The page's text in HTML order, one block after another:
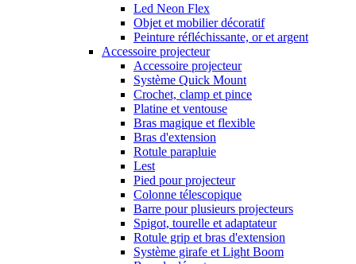
Led Neon Flex
Objet et mobilier décoratif
Peinture réfléchissante, or et argent
Accessoire projecteur
Accessoire projecteur
Système Quick Mount
Crochet, clamp et pince
Platine et ventouse
Bras magique et flexible
Bras d'extension
Rotule parapluie
Lest
Pied pour projecteur
Colonne télescopique
Barre pour plusieurs projecteurs
Spigot, tourelle et adaptateur
Rotule grip et bras d'extension
Système girafe et Light Boom